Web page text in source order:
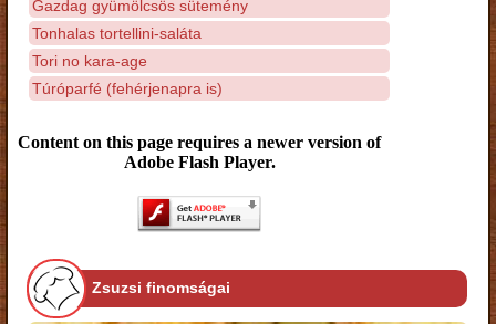
Gazdag gyümölcsös sütemény
Tonhalas tortellini-saláta
Tori no kara-age
Túróparfé (fehérjenapra is)
Content on this page requires a newer version of
Adobe Flash Player.
Zsuzsi finomságai